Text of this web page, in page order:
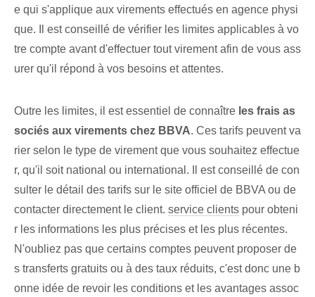
e qui s'applique aux virements effectués en agence physi
que. Il est conseillé de vérifier les limites applicables à vo
tre compte avant d'effectuer tout virement afin de vous ass
urer qu'il répond à vos besoins et attentes.
Outre les limites, il est essentiel de connaître les frais as
sociés aux virements chez BBVA. Ces tarifs peuvent va
rier selon le type de virement que vous souhaitez effectue
r, qu'il soit national ou international. Il est conseillé de con
sulter le détail des tarifs sur le site officiel de BBVA ou de
contacter directement le client. service clients pour obteni
r les informations les plus précises et les plus récentes.
N'oubliez pas que certains comptes⁤ peuvent proposer de
s transferts gratuits ou à des taux réduits, c'est donc une b
onne idée de revoir les conditions et les avantages assoc